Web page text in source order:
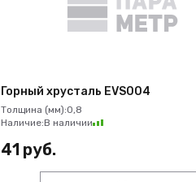
Горный хрусталь EVS004
Толщина (мм):0,8
Наличие:В наличии
41 руб.